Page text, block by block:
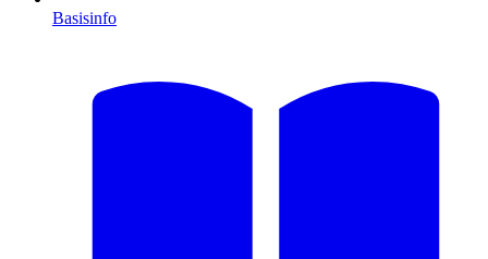
Basisinfo